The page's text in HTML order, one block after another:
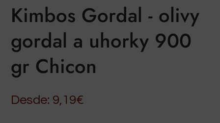
Kimbos Gordal - olivy
gordal a uhorky 900
gr Chicon
Desde: 9,19€